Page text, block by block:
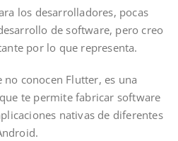
los desarrolladores, pocas
de software, pero creo
por lo que representa.
conocen Flutter, es una
te permite fabricar software
nativas de diferentes